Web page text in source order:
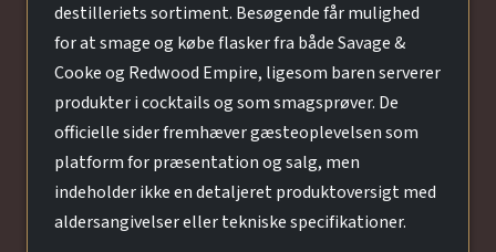
destilleriets sortiment. Besøgende får mulighed
for at smage og købe flasker fra både Savage &
Cooke og Redwood Empire, ligesom baren serverer
produkter i cocktails og som smagsprøver. De
officielle sider fremhæver gæsteoplevelsen som
platform for præsentation og salg, men
indeholder ikke en detaljeret produktoversigt med
aldersangivelser eller tekniske specifikationer.